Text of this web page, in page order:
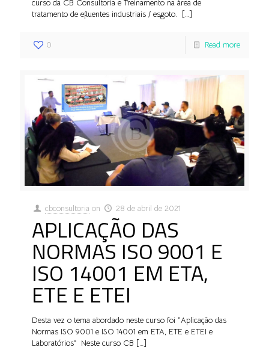
curso da CB Consultoria e Treinamento na área de
tratamento de efluentes industriais / esgoto.
[…]
0 Read more
cbconsultoria on 28 de abril de 2021
APLICAÇÃO DAS
NORMAS ISO 9001 E
ISO 14001 EM ETA,
ETE E ETEI
Desta vez o tema abordado neste curso foi “Aplicação das
Normas ISO 9001 e ISO 14001 em ETA, ETE e ETEI e
Laboratórios” Neste curso CB […]